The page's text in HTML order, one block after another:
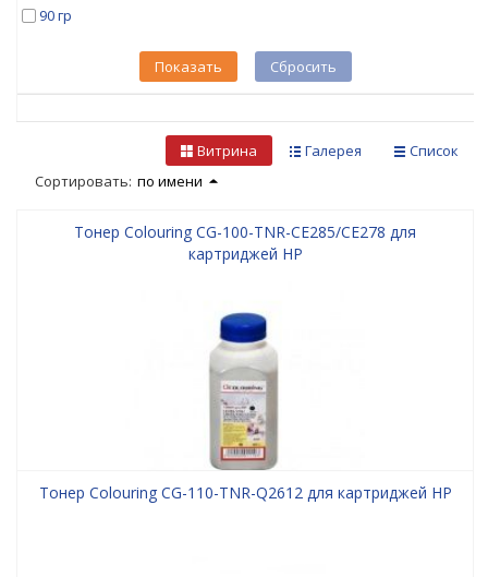
90 гр
Показать Сбросить
Список
Галерея
Витрина
Сортировать: по имени
Тонер Colouring CG-100-TNR-CE285/CE278 для
картриджей HP
Тонер Colouring CG-110-TNR-Q2612 для картриджей HP